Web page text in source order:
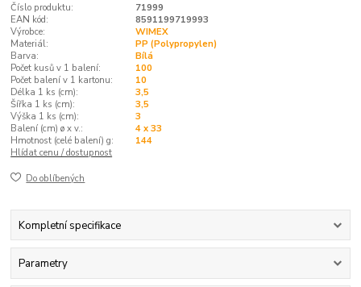
Číslo produktu:
71999
EAN kód:
8591199719993
Výrobce:
WIMEX
Materiál:
PP (Polypropylen)
Barva:
Bílá
Počet kusů v 1 balení:
100
Počet balení v 1 kartonu:
10
Délka 1 ks (cm):
3,5
Šířka 1 ks (cm):
3,5
Výška 1 ks (cm):
3
Balení (cm) ø x v.:
4 x 33
Hmotnost (celé balení) g:
144
Hlídat cenu / dostupnost
Do oblíbených
Kompletní specifikace
Parametry